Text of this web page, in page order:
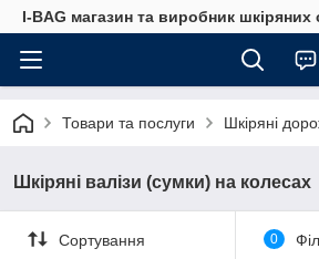
I-BAG магазин та виробник шкіряних
Товари та послуги Шкіряні
Шкіряні валізи (сумки) на колесах
Сортування 0